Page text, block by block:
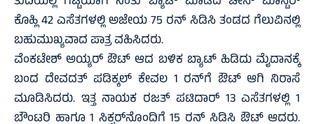
ಕೊಹ್ಲಿ 42 ಎಸೆತಗಳಲ್ಲಿ ಅಜೇಯ 75 ರನ್ ಸಿಡಿಸಿ ತಂಡದ ಗೆಲುವಿನಲ್ಲಿ
ಬಹುಮುಖ್ಯವಾದ ಪಾತ್ರ ವಹಿಸಿದರು.
ವೆಂಕಟೇಶ್ ಅಯ್ಯರ್ ಔಟ್ ಆದ ಬಳಿಕ ಬ್ಯಾಟ್ ಹಿಡಿದು ಮೈದಾನಕ್ಕೆ
ಬಂದ ದೇವದತ್ ಪಡಿಕ್ಕಲ್ ಕೇವಲ 1 ರನ್‌ಗೆ ಔಟ್ ಆಗಿ ನಿರಾಸೆ
ಮೂಡಿಸಿದರು. ಇತ್ತ ನಾಯಕ ರಜತ್ ಪಟಿದಾರ್ 13 ಎಸೆತಗಳಲ್ಲಿ 1
ಬೌಂಟರಿ ಹಾಗೂ 1 ಸಿಕ್ಸರ್‌ನೊಂದಿಗೆ 15 ರನ್ ಸಿಡಿಸಿ ಔಟ್ ಆದರು.